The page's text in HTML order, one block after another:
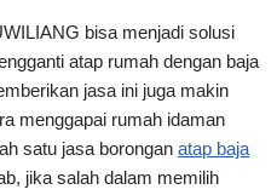
bisa menjadi solusi
atap rumah dengan baja
jasa ini juga makin
menggapai rumah idaman
satu jasa borongan atap baja
jika salah dalam memilih